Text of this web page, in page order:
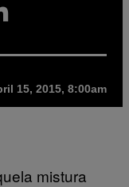
15, 2015, 8:00am
mistura